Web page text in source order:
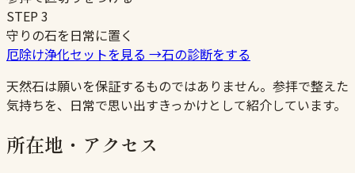
STEP3
守りの石を日常に置く
厄除け浄化セットを見る →石の診断をする
天然石は願いを保証するものではありません。参拝で整えた
気持ちを、日常で思い出すきっかけとして紹介しています。
所在地・アクセス